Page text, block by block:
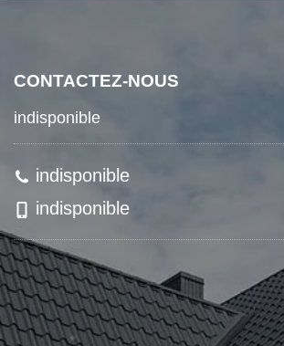
CONTACTEZ-NOUS
indisponible
indisponible
indisponible